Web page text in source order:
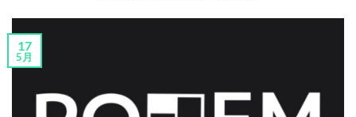
17
5月